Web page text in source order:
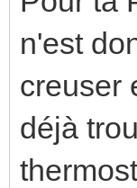
n'est
creuser
déjà